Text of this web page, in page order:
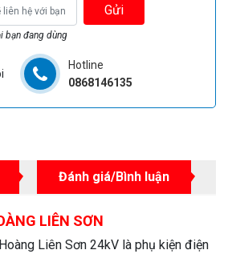
Gửi
bạn đang dùng
Hotline
0868146135
Đánh giá/Bình luận
LIÊN SƠN
Liên Sơn 24kV là phụ kiện điện